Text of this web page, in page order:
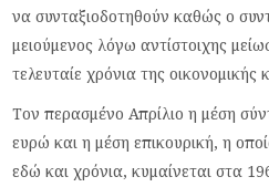
να συνταξιοδοτηθούν καθώς ο
μειούμενος λόγω αντίστοιχης
τελευταίε χρόνια της οικονομικής
Τον περασμένο Απρίλιο η μέση
ευρώ και η μέση επικουρική, η
εδώ και χρόνια, κυμαίνεται στα